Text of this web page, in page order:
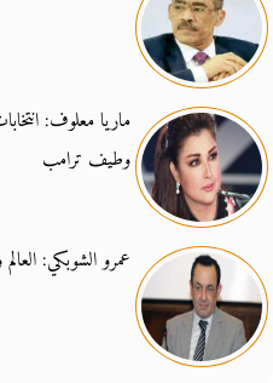
ماريا معلوف:
وطيف ترامب
عمرو الشوبكي: